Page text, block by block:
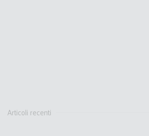
Articoli recenti